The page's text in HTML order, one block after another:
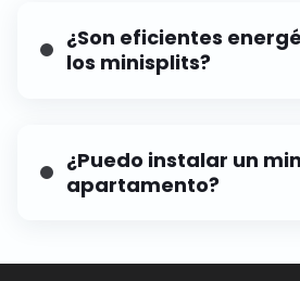
refrigeración.
¿Son eficientes
los minisplits?
reducir el consumo de energía.
¿Puedo instalar un
apartamento?